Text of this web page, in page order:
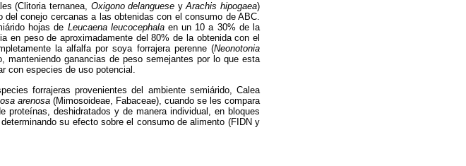
(Clitoria ternanea, Oxigono delanguese yArachis hipogaea)
conejo cercanas a las obtenidas con el consumo de ABC.
hojas de Leucaena leucocephalaen un 10 a 30% de la
en peso de aproximadamente del 80% de la obtenida con el
la alfalfa por soya forrajera perenne (Neonotonia
ganancias de peso semejantes por lo que esta
con especies de uso potencial.
forrajeras provenientes del ambiente semiárido, Calea
arenosa (Mimosoideae, Fabaceae), cuando se les compara
proteínas, deshidratados y de manera individual, en bloques
su efecto sobre el consumo de alimento (FIDN y